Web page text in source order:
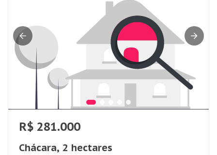
R$ 281.000
Chácara, 2 hectares